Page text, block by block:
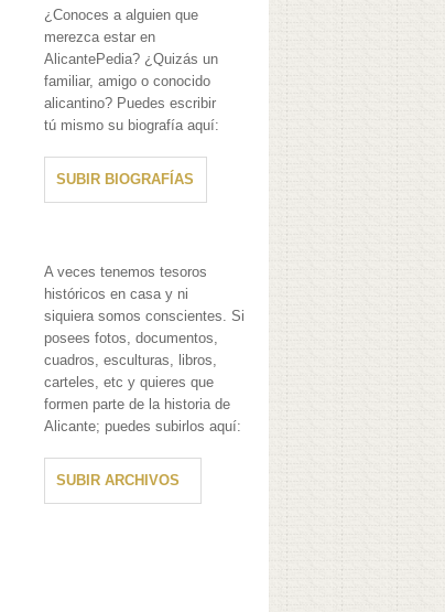
¿Conoces a alguien que
merezca estar en
AlicantePedia? ¿Quizás un
familiar, amigo o conocido
alicantino? Puedes escribir
tú mismo su biografía aquí:
SUBIR BIOGRAFÍAS
A veces tenemos tesoros
históricos en casa y ni
siquiera somos conscientes. Si
posees fotos, documentos,
cuadros, esculturas, libros,
carteles, etc y quieres que
formen parte de la historia de
Alicante; puedes subirlos aquí:
SUBIR ARCHIVOS